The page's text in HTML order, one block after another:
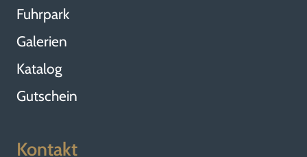
Fuhrpark
Galerien
Katalog
Gutschein
Kontakt